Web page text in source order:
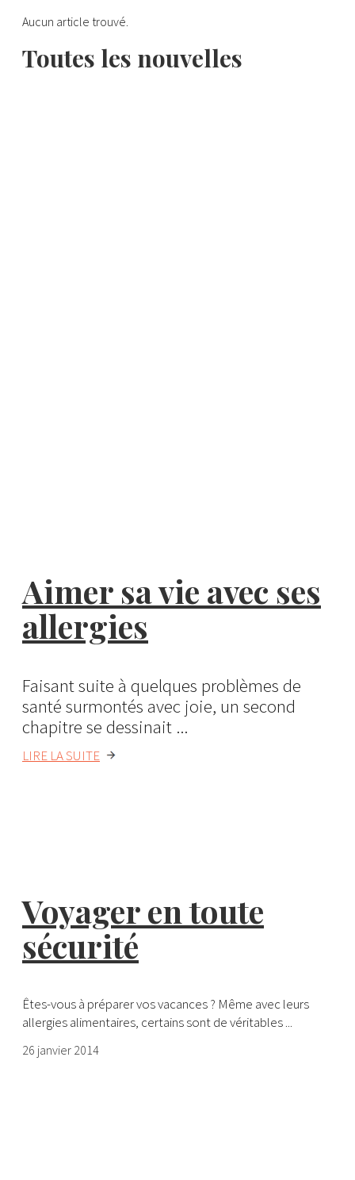
Aucun article trouvé.
Toutes les nouvelles
Aimer sa vie avec ses
allergies
Faisant suite à quelques problèmes de
santé surmontés avec joie, un second
chapitre se dessinait ...
LIRE LA SUITE
Voyager en toute
sécurité
Êtes-vous à préparer vos vacances ? Même avec leurs
allergies alimentaires, certains sont de véritables ...
26 janvier 2014